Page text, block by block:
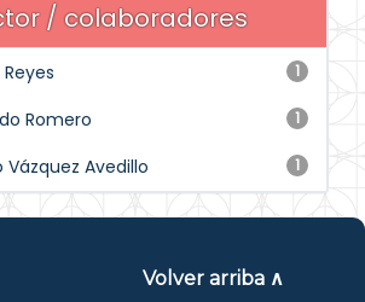
/ colaboradores
1
1
Romero
1
Vázquez Avedillo
Volver arriba ∧